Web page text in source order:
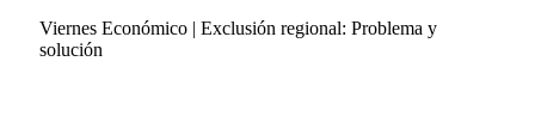
Viernes Económico | Exclusión regional: Problema y
solución